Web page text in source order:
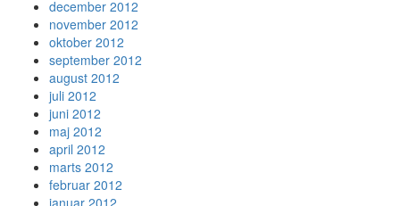
december 2012
november 2012
oktober 2012
september 2012
august 2012
juli 2012
juni 2012
maj 2012
april 2012
marts 2012
februar 2012
januar 2012